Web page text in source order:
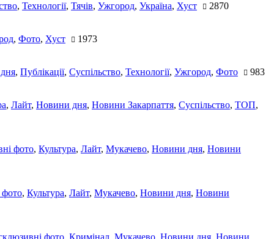
, Технології, Тячів, Ужгород, Україна, Хуст 2870
, Фото, Хуст 1973
, Публікації, Суспільство, Технології, Ужгород, Фото 983
, Лайт, Новини дня, Новини Закарпаття, Суспільство, ТОП,
фото, Культура, Лайт, Мукачево, Новини дня, Новини
фото, Культура, Лайт, Мукачево, Новини дня, Новини